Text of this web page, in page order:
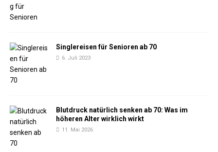
Singlereisen für Senioren ab 70
6. Juli 2023
Blutdruck natürlich senken ab 70: Was im
höheren Alter wirklich wirkt
11. Mai 2026